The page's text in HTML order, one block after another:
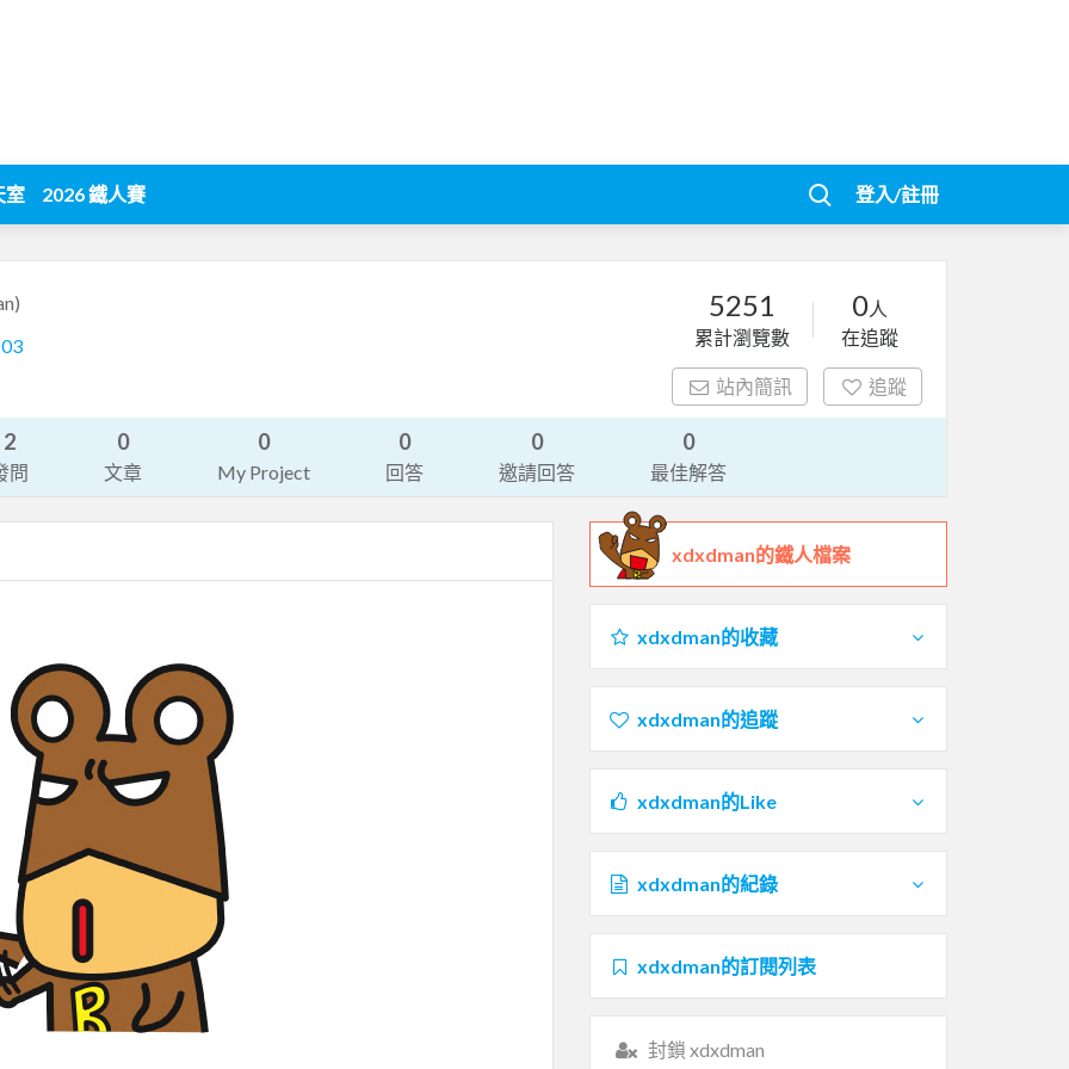
室 2026 鐵人賽 登入/註冊
5251
累計瀏覽數
0人
在追蹤
站內簡訊 追蹤
2
問
0
文章
0
My Project
0
回答
0
邀請回答
0
最佳解答
xdxdman的鐵人檔案
xdxdman的收藏
xdxdman的追蹤
xdxdman的Like
xdxdman的紀錄
xdxdman的訂閱列表
封鎖 xdxdman